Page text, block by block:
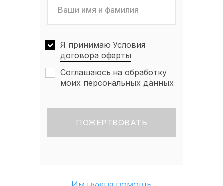
Я принимаю Условия
договора оферты
Соглашаюсь на обработку
моих персональных данных